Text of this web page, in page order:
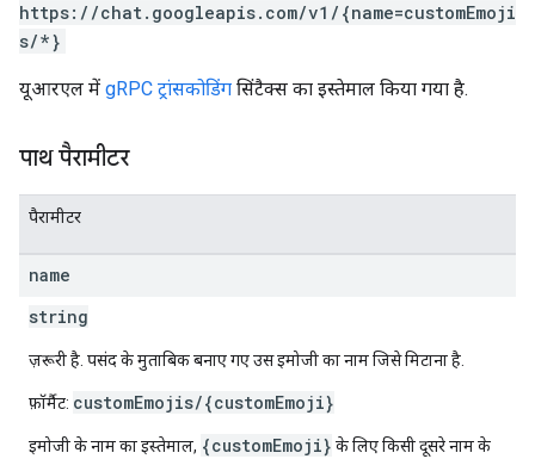
https://chat.googleapis.com/v1/{name=customEmoji
s/*}
यूआरएल में gRPC ट्रांसकोडिंग सिंटैक्स का इस्तेमाल किया गया है.
पाथ पैरामीटर
पैरामीटर
name
string
ज़रूरी है. पसंद के मुताबिक बनाए गए उस इमोजी का नाम जिसे मिटाना है.
फ़ॉर्मैट: customEmojis/{customEmoji}
इमोजी के नाम का इस्तेमाल, {customEmoji} के लिए किसी दूसरे नाम के